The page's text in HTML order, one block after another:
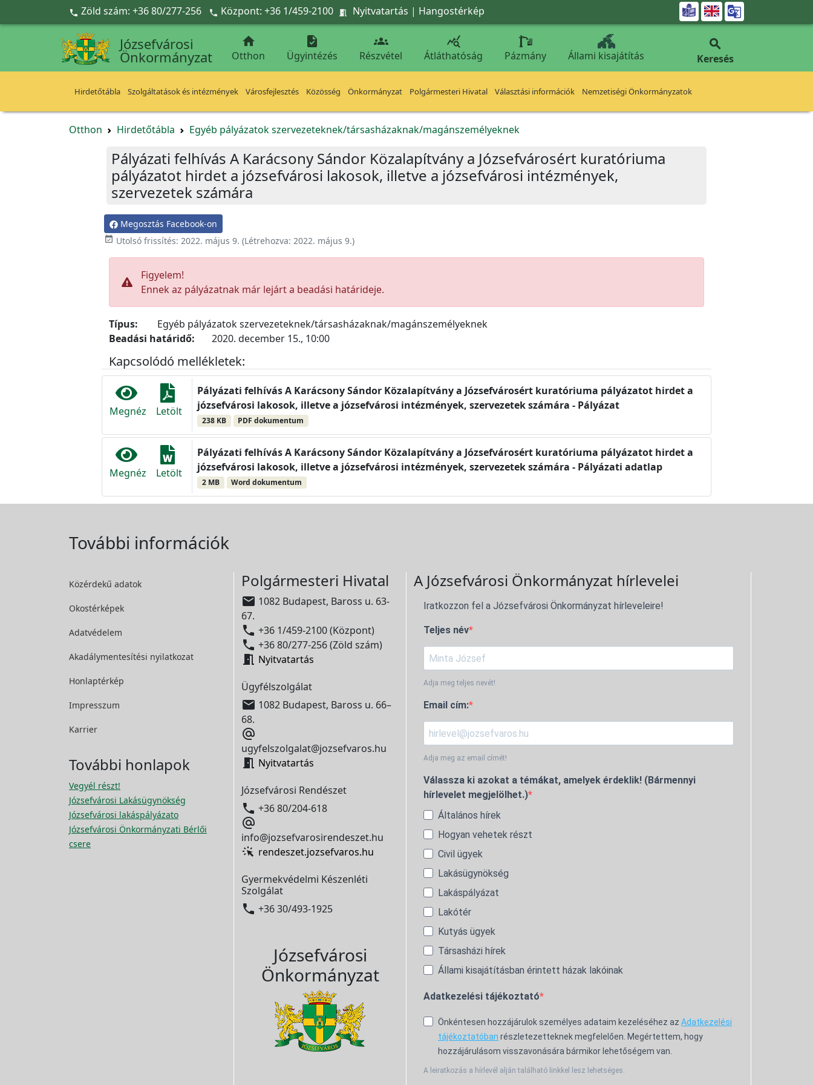
Ugrás a fő tartalomra
 Zöld szám: +36 80/277-256  Központ: +36 1/459-2100  Nyitvatartás | Hangostérkép 
Józsefvárosi
Önkormányzat

Otthon

Ügyintézés

Részvétel

Átláthatóság Pázmány Állami kisajátítás

Keresés
Hirdetőtábla Szolgáltatások és intézmények Városfejlesztés Közösség Önkormányzat Polgármesteri Hivatal Választási információk Nemzetiségi Önkormányzatok
Otthon Hirdetőtábla Egyéb pályázatok szervezeteknek/társasházaknak/magánszemélyeknek
Pályázati felhívás A Karácsony Sándor Közalapítvány a Józsefvárosért kuratóriuma
pályázatot hirdet a józsefvárosi lakosok, illetve a józsefvárosi intézmények,
szervezetek számára
Megosztás Facebook-on
 Utolsó frissítés: 2022. május 9. (Létrehozva: 2022. május 9.)
Figyelem!
Ennek az pályázatnak már lejárt a beadási határideje.
Típus:
Egyéb pályázatok szervezeteknek/társasházaknak/magánszemélyeknek
Beadási határidő:
2020. december 15., 10:00
Kapcsolódó mellékletek:
Megnéz Letölt
Pályázati felhívás A Karácsony Sándor Közalapítvány a Józsefvárosért kuratóriuma pályázatot hirdet a
józsefvárosi lakosok, illetve a józsefvárosi intézmények, szervezetek számára - Pályázat
238 KB PDF dokumentum
Megnéz Letölt
Pályázati felhívás A Karácsony Sándor Közalapítvány a Józsefvárosért kuratóriuma pályázatot hirdet a
józsefvárosi lakosok, illetve a józsefvárosi intézmények, szervezetek számára - Pályázati adatlap
2 MB Word dokumentum
További információk
Közérdekű adatok
Okostérképek
Adatvédelem
Akadálymentesítési nyilatkozat
Honlaptérkép
Impresszum
Karrier
További honlapok
Vegyél részt!
Józsefvárosi Lakásügynökség
Józsefvárosi lakáspályázato
Józsefvárosi Önkormányzati Bérlői
csere
Polgármesteri Hivatal
 1082 Budapest, Baross u. 63-
67.
 +36 1/459-2100 (Központ)
 +36 80/277-256 (Zöld szám)
 Nyitvatartás
Ügyfélszolgálat
 1082 Budapest, Baross u. 66–
68.

ugyfelszolgalat@jozsefvaros.hu
 Nyitvatartás
Józsefvárosi Rendészet
 +36 80/204-618

info@jozsefvarosirendeszet.hu
rendeszet.jozsefvaros.hu
Gyermekvédelmi Készenléti
Szolgálat
 +36 30/493-1925
Józsefvárosi
Önkormányzat
A Józsefvárosi Önkormányzat hírlevelei
Iratkozzon fel a Józsefvárosi Önkormányzat hírleveleire!
Teljes név
Adja meg teljes nevét!
Email cím:
Adja meg az email címét!
Válassza ki azokat a témákat, amelyek érdeklik! (Bármennyi
hírlevelet megjelölhet.)
Általános hírek
Hogyan vehetek részt
Civil ügyek
Lakásügynökség
Lakáspályázat
Lakótér
Kutyás ügyek
Társasházi hírek
Állami kisajátításban érintett házak lakóinak
Adatkezelési tájékoztató
Önkéntesen hozzájárulok személyes adataim kezeléséhez az Adatkezelési
tájékoztatóban részletezetteknek megfelelően. Megértettem, hogy
hozzájárulásom visszavonására bármikor lehetőségem van.
A leiratkozás a hírlevél alján található linkkel lesz lehetséges.